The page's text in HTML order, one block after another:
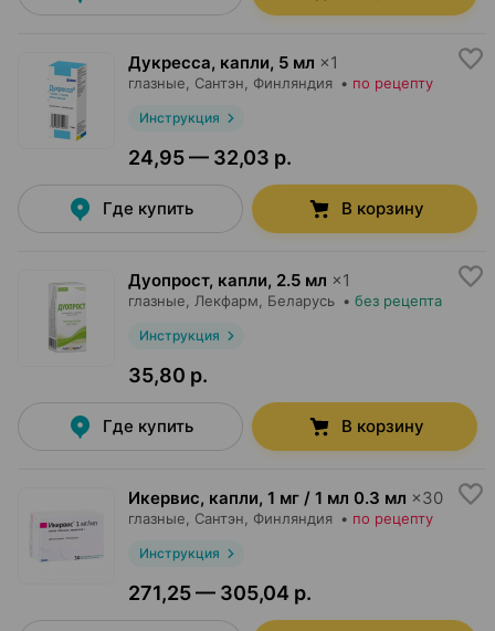
Дукресса, капли, 5 мл ×1
глазные, Сантэн , Финляндия • по рецепту
Инструкция
24,95 — 32,03 р.
Где купить В корзину
Дуопрост, капли, 2.5 мл ×1
глазные, Лекфарм , Беларусь • без рецепта
Инструкция
35,80 р.
Где купить В корзину
Икервис, капли, 1 мг / 1 мл 0.3 мл ×30
глазные, Сантэн , Финляндия • по рецепту
Инструкция
271,25 — 305,04 р.